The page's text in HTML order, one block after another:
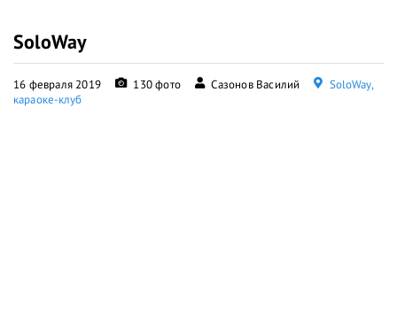
SoloWay
16 февраля 2019 130 фото Сазонов Василий
SoloWay,
караоке-клуб